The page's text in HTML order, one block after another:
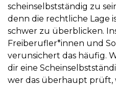
scheinselbstständig zu
denn die rechtliche Lage
schwer zu überblicken.
Freiberufler*innen und
verunsichert das häufig.
dir eine
wer das überhaupt prüft,